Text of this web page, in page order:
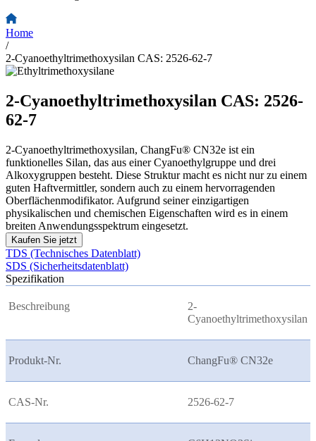
Home
/
2-Cyanoethyltrimethoxysilan CAS: 2526-62-7
2-Cyanoethyltrimethoxysilan CAS: 2526-
62-7
2-Cyanoethyltrimethoxysilan, ChangFu® CN32e ist ein
funktionelles Silan, das aus einer Cyanoethylgruppe und drei
Alkoxygruppen besteht. Diese Struktur macht es nicht nur zu einem
guten Haftvermittler, sondern auch zu einem hervorragenden
Oberflächenmodifikator. Aufgrund seiner einzigartigen
physikalischen und chemischen Eigenschaften wird es in einem
breiten Anwendungsspektrum eingesetzt.
Kaufen Sie jetzt
TDS (Technisches Datenblatt)
SDS (Sicherheitsdatenblatt)
Spezifikation
Beschreibung
2-
Cyanoethyltrimethoxysilan
Produkt-Nr. ChangFu® CN32e
CAS-Nr. 2526-62-7